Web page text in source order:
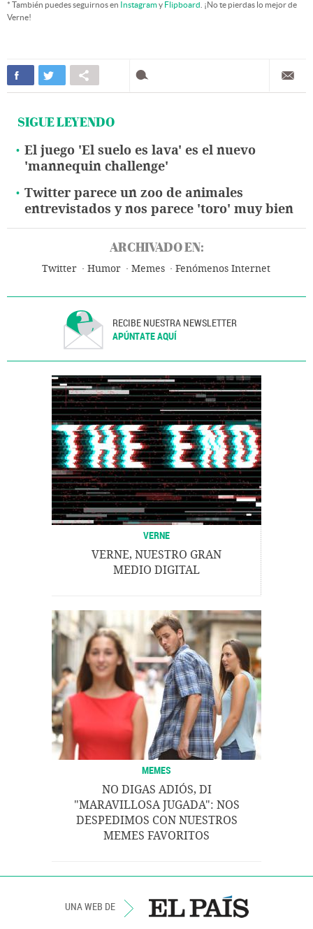
* También puedes seguirnos en Instagramy Flipboard . ¡No te pierdas lo mejor de
Verne!
SIGUE LEYENDO
El juego 'El suelo es lava' es el nuevo
'mannequin challenge'
Twitter parece un zoo de animales
entrevistados y nos parece 'toro' muy bien
ARCHIVADO EN:
Twitter Humor Memes Fenómenos Internet
RECIBE NUESTRA NEWSLETTER
APÚNTATE AQUÍ
VERNE
VERNE, NUESTRO GRAN
MEDIO DIGITAL
MEMES
NO DIGAS ADIÓS, DI
"MARAVILLOSA JUGADA": NOS
DESPEDIMOS CON NUESTROS
MEMES FAVORITOS
UNA WEB DE